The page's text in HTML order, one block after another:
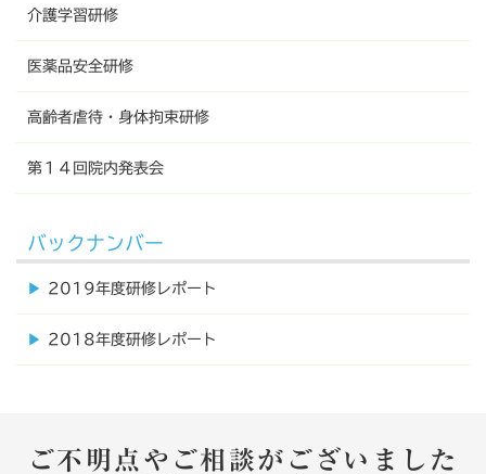
介護学習研修
医薬品安全研修
高齢者虐待・身体拘束研修
第１４回院内発表会
バックナンバー
▶︎ 2019年度研修レポート
▶︎ 2018年度研修レポート
ご不明点やご相談がございました